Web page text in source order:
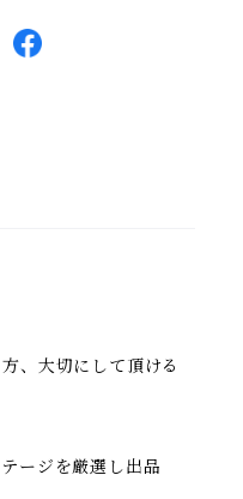
、大切にして頂ける
ージを厳選し出品